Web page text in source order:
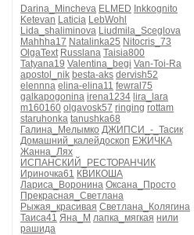
Darina_Mincheva ELMED Inkkognito
Ketevan Laticia LebWohl
Lida_shaliminova Liudmila_Sceglova
Mahhha17 Natalinka25 Nitocris_73
OlgaText Russlana Taisia800
Tatyana19 Valentina_begi Van-Toi-Ra
apostol_nik besta-aks dervish52
elennna elina-elina11 fewral75
galkapogonina irena1234 lira_lara
m160160 olgavosk57 ringing rottam
staruhonka tanushka68
Галина_Мелымко ДЖИПСИ_-_Тасик
Домашний_калейдоскоп ЕЖИЧКА
Жанна_Лях
ИСПАНСКИЙ_РЕСТОРАНЧИК
Ириночка61 КВИКОША
Лариса_Воронина Оксана_Просто
Прекрасная_Светлана
Рыжая_красивая Светлана_Колягина
Таиса41 Яна_М лапка_мягкая нили
рашида